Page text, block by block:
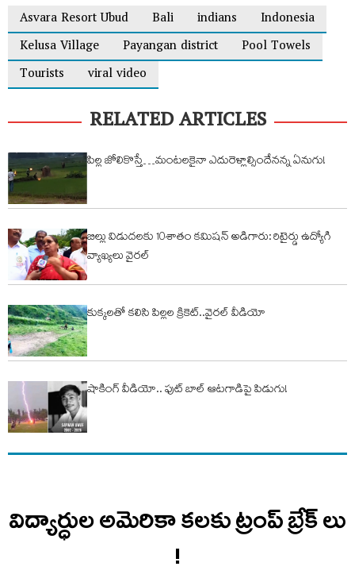
Asvara Resort Ubud
Bali indians
Indonesia
Kelusa Village
Payangan district
Pool Towels
Tourists
viral video
RELATED ARTICLES
పిల్ల జోలికొస్తే…మంటలకైనా ఎదురెళ్లాల్సిందేనన్న ఏనుగు!
బిల్లు విడుదలకు 10శాతం కమిషన్ అడిగారు: రిటైర్డు ఉద్యోగి
వ్యాఖ్యలు వైరల్
కుక్కలతో కలిసి పిల్లల క్రికెట్..వైరల్ వీడియో
షాకింగ్ వీడియో.. ఫుట్ బాల్ ఆటగాడిపై పిడుగు!
విద్యార్ధుల అమెరికా కలకు ట్రంప్ బ్రేక్ లు
!